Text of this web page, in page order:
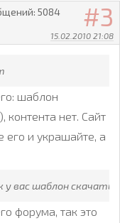
3
15.02.2010 21:08
5084
шаблон
нет. Сайт
его и украшайте, а
у вас шаблон скачать
форума, так это